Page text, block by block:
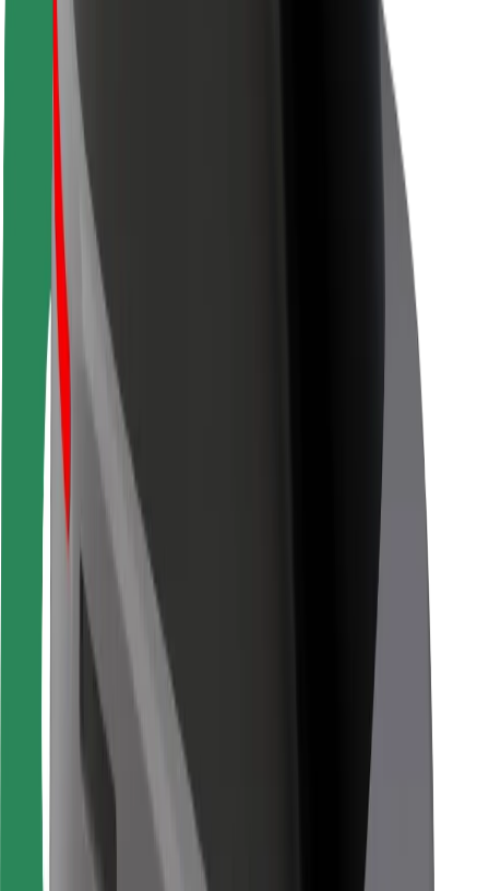
Hava limanları
Bolt enerji doldurma stansiyaları
Dəstək
Sərnişinlər üçün
Sürücülər üçün
Kuryerlər üçün
Bolt Food
Avtopark sahibləri üçün
Restoranlar üçün
Biznes üçün Bolt
Digər
Təchizatçılar
Qaydalar və Şərtlər
Kukilər
Dəqiqələr ərzində gediş əldə et!